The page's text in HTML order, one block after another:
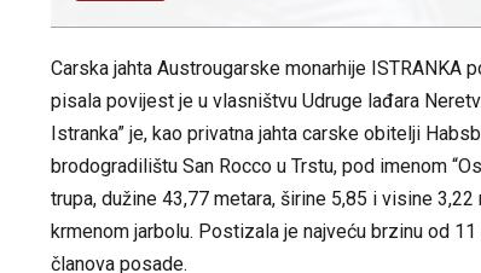
Carska jahta Austrougarske monarhije ISTRANKA
pisala povijest je u vlasništvu Udruge lađara
Istranka” je, kao privatna jahta carske obitelji
brodogradilištu San Rocco u Trstu, pod imenom
trupa, dužine 43,77 metara, širine 5,85 i visine
krmenom jarbolu. Postizala je najveću brzinu od
članova posade.